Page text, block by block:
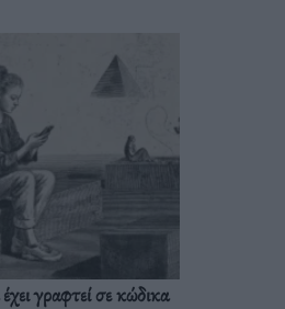
γραφτεί σε κώδικα